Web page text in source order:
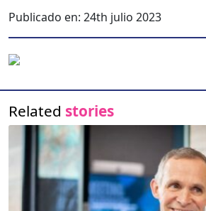
Publicado en: 24th julio 2023
Related stories